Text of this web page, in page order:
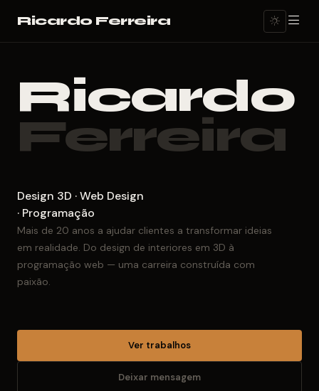
Ricardo Ferreira
Ricardo
Ferreira
Design 3D · Web Design
· Programação
Mais de 20 anos a ajudar clientes a transformar ideias
em realidade. Do design de interiores em 3D à
programação web — uma carreira construída com
paixão.
Ver trabalhos
Deixar mensagem